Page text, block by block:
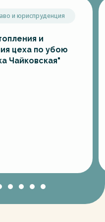
и юриспруденция
и
цеха по убою
Чайковская"